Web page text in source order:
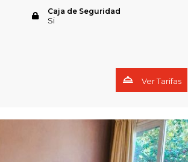
Caja de Seguridad
Si
Ver Tarifas